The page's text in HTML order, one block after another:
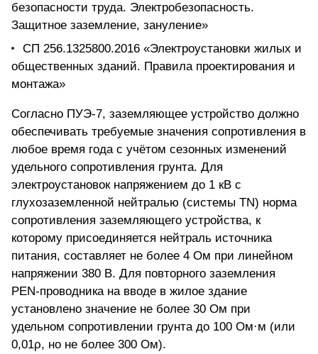
безопасности труда. Электробезопасность.
Защитное заземление, зануление»
СП 256.1325800.2016 «Электроустановки жилых и
общественных зданий. Правила проектирования и
монтажа»
Согласно ПУЭ-7, заземляющее устройство должно
обеспечивать требуемые значения сопротивления в
любое время года с учётом сезонных изменений
удельного сопротивления грунта. Для
электроустановок напряжением до 1 кВ с
глухозаземленной нейтралью (системы TN) норма
сопротивления заземляющего устройства, к
которому присоединяется нейтраль источника
питания, составляет не более 4 Ом при линейном
напряжении 380 В. Для повторного заземления
PEN-проводника на вводе в жилое здание
установлено значение не более 30 Ом при
удельном сопротивлении грунта до 100 Ом·м (или
0,01ρ, но не более 300 Ом).